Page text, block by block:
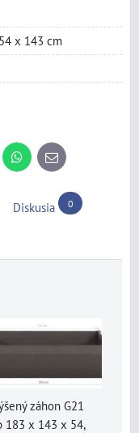
x 143 cm
WhatsApp
E-
mail
Diskusia 0
záhon G21
183 x 143 x 54,